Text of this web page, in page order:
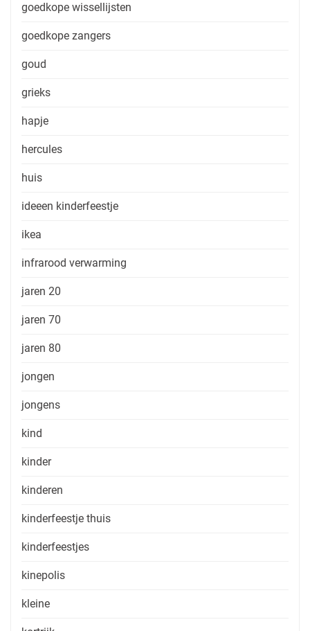
goedkope wissellijsten
goedkope zangers
goud
grieks
hapje
hercules
huis
ideeen kinderfeestje
ikea
infrarood verwarming
jaren 20
jaren 70
jaren 80
jongen
jongens
kind
kinder
kinderen
kinderfeestje thuis
kinderfeestjes
kinepolis
kleine